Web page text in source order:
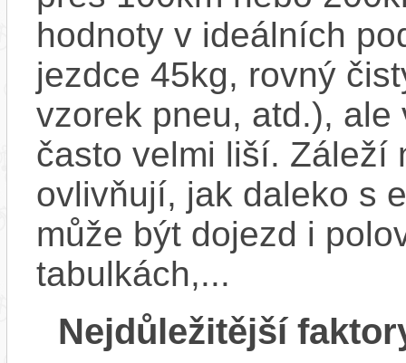
hodnoty v ideálních
jezdce 45kg, rovný
vzorek pneu, atd.),
často velmi liší. Záleží
ovlivňují, jak daleko s
může být dojezd i
tabulkách,...
Nejdůležitější